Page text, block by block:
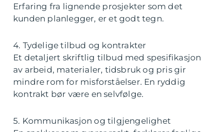
Erfaring fra lignende prosjekter som det
kunden planlegger, er et godt tegn.
4. Tydelige tilbud og kontrakter
Et detaljert skriftlig tilbud med spesifikasjon
av arbeid, materialer, tidsbruk og pris gir
mindre rom for misforståelser. En ryddig
kontrakt bør være en selvfølge.
5. Kommunikasjon og tilgjengelighet